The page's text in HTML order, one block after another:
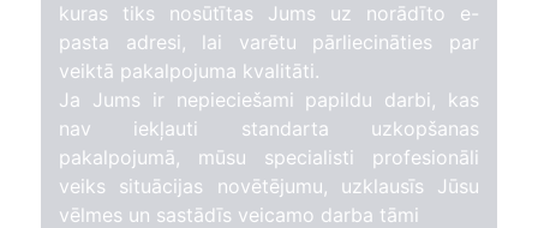
kuras tiks nosūtītas Jums uz norādīto e-
pasta adresi, lai varētu pārliecināties par
veiktā pakalpojuma kvalitāti.
Ja Jums ir nepieciešami papildu darbi, kas
nav iekļauti standarta uzkopšanas
pakalpojumā, mūsu specialisti profesionāli
veiks situācijas novētējumu, uzklausīs Jūsu
vēlmes un sastādīs veicamo darba tāmi